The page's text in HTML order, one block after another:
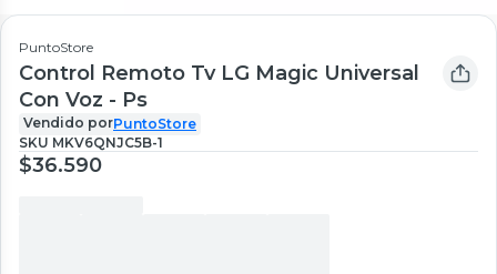
PuntoStore
Control Remoto Tv LG Magic Universal
Con Voz - Ps
Vendido porPuntoStore
SKU MKV6QNJC5B-1
$36.590